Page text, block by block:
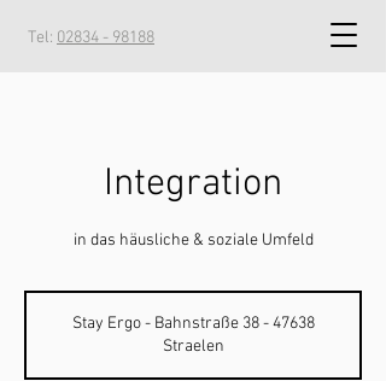
Tel: 02834 - 98188
Integration
in das häusliche & soziale Umfeld
Stay Ergo - Bahnstraße 38 - 47638
Straelen